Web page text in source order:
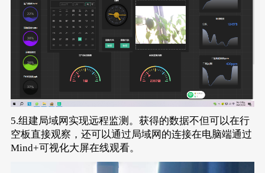
5.组建局域网实现远程监测。获得的数据不但可以在行
空板直接观察，还可以通过局域网的连接在电脑端通过
Mind+可视化大屏在线观看。